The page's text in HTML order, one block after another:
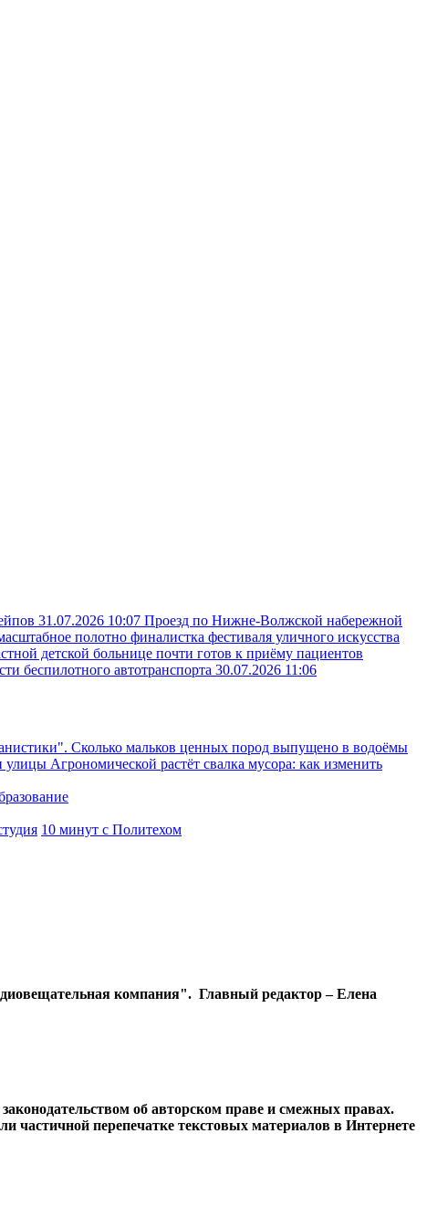
31.07.2026 10:07 Проезд по Нижне-Волжской набережной
полотно финалистка фестиваля уличного искусства
детской больнице почти готов к приёму пациентов
беспилотного автотранспорта 30.07.2026 11:06
Сколько мальков ценных пород выпущено в водоёмы
Агрономической растёт свалка мусора: как изменить
10 минут с Политехом
компания". Главный редактор – Елена
об авторском праве и смежных правах.
частичной перепечатке текстовых материалов в Интернете